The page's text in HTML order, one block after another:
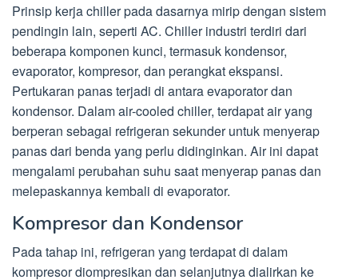
Prinsip kerja chiller pada dasarnya mirip dengan sistem
pendingin lain, seperti AC. Chiller industri terdiri dari
beberapa komponen kunci, termasuk kondensor,
evaporator, kompresor, dan perangkat ekspansi.
Pertukaran panas terjadi di antara evaporator dan
kondensor. Dalam air-cooled chiller, terdapat air yang
berperan sebagai refrigeran sekunder untuk menyerap
panas dari benda yang perlu didinginkan. Air ini dapat
mengalami perubahan suhu saat menyerap panas dan
melepaskannya kembali di evaporator.
Kompresor dan Kondensor
Pada tahap ini, refrigeran yang terdapat di dalam
kompresor diompresikan dan selanjutnya dialirkan ke